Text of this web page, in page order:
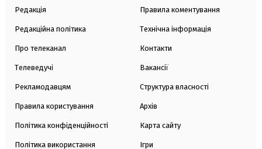
Редакція
Редакційна політика
Про телеканал
Телеведучі
Рекламодавцям
Правила користування
Політика конфіденційності
Політика використання
Правила коментування
Технічна інформація
Контакти
Вакансії
Структура власності
Архів
Карта сайту
Ігри